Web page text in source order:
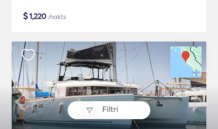
Filtri
$1,220 /nakts